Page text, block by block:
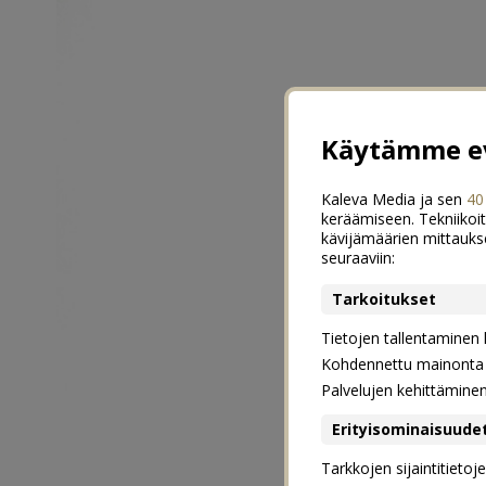
Käytämme
Kaleva Media ja sen
keräämiseen.
kävijämäärien
seuraaviin:
Tarkoitukset
Tietojen
Kohdennettu
Palvelujen
Tarkkojen